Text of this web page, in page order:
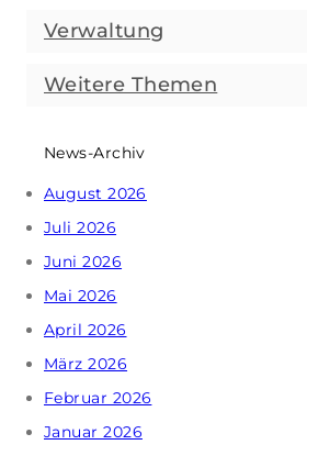
Verwaltung
Weitere Themen
News-Archiv
August 2026
Juli 2026
Juni 2026
Mai 2026
April 2026
März 2026
Februar 2026
Januar 2026